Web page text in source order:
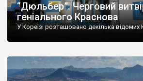
“Дюльбер”. Черговий
геніального Краснова
У Кореїзі розташовано декілька відомих